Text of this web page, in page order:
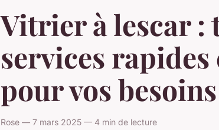
Vitrier à lescar :
services
pour vos besoins
Rose — 7 mars 2025 — 4 min de lecture